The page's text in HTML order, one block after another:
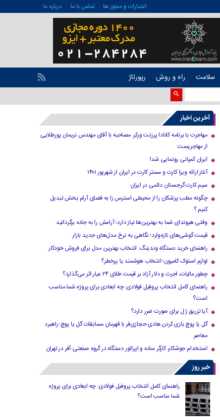
اعتبارات و مجوز ها تماس با ما درباره ما
سلامت راه و روش رپورتاژ
آخرین اخبار
مهاجرت با برنامه کانادا پرزنت ورکر: مصاحبه با آقای مهندس نریمان پورطلایی
از مهاجریست
ایران کمپانی رونمایی شد!
آغاز ارائه ویزا کارت و مستر کارت در ایران از شهریور ۱۴۰۱
سیم کارت گرجستان دائمی در ایران
چگونه مطب پزشکان را از محیطی استرس زا به فضای آرام بخش تبدیل
کنیم ؟
وقتی هیوندای شما به بهترین‌ها نیاز دارد؛ آرامش را به جاده برگردانید
قیمت گوشی‌های تازه‌وارد؛ نگاهی به نرخ مدل‌های جدید بازار
راهنمای خرید دستگاه وندینگ: انتخاب بهترین مدل برای فروش خودکار
لوازم استوک کامیون؛ انتخاب هوشمند یا پرخطر؟
چطور مالیات، اجرت و دلار آزاد بر قیمت طلای ۲۴ عیار اثر می‌گذارد؟
راهنمای کامل انتخاب پروفیل فولادی: چه ابعادی برای پروژه شما مناسب
است؟
آیا تزریق ژل برای صورت ضرر دارد​؟
گل یا پوچ بازی کردن هادی حجازی‌فر با قهرمان مسابقات گل یا پوچ-راهبرد
معاصر
استخدام جوشکار، کارگر ساده و اپراتور دستگاه در گروه صنعتی آفر در تهران
خبر روز
راهنمای کامل انتخاب پروفیل فولادی: چه ابعادی برای پروژه
شما مناسب است؟